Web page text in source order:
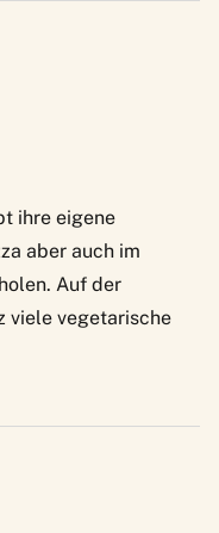
ihre eigene
aber auch im
Auf der
viele vegetarische